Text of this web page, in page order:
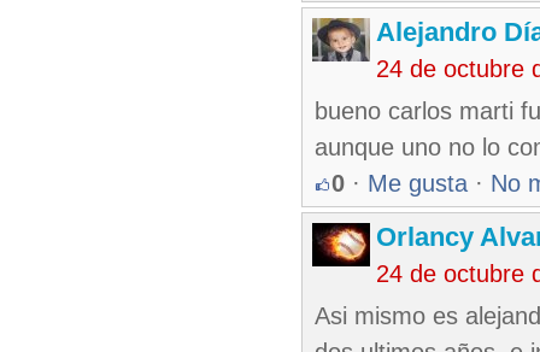
Alejandro
24 de octubre
bueno carlos marti
aunque uno no lo
0 · Me gusta · No
Orlancy
24 de octubre
Asi mismo es